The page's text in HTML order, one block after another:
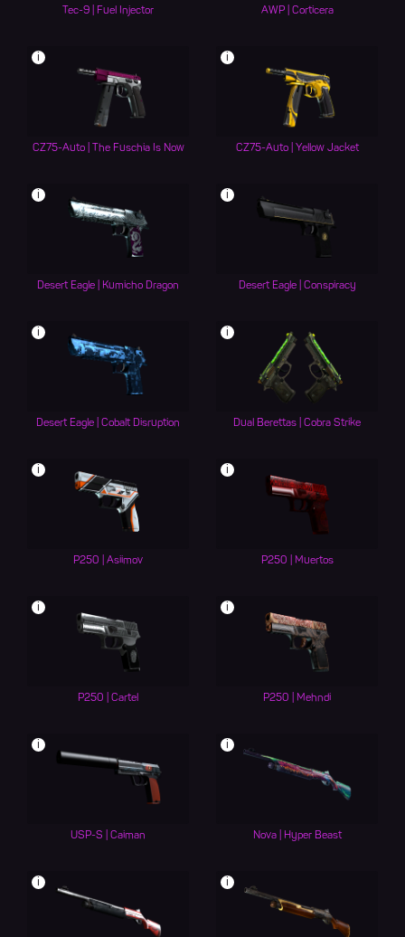
Tec-9 | Fuel Injector AWP | Corticera
i
CZ75-Auto | The Fuschia Is Now
i
CZ75-Auto | Yellow Jacket
i
Desert Eagle | Kumicho Dragon
i
Desert Eagle | Conspiracy
i
Desert Eagle | Cobalt Disruption
i
Dual Berettas | Cobra Strike
i
P250 | Asiimov
i
P250 | Muertos
i
P250 | Cartel
i
P250 | Mehndi
i
USP-S | Caiman
i
Nova | Hyper Beast
i i